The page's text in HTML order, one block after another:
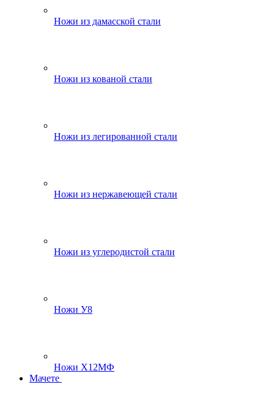
Ножи из дамасской стали
Ножи из кованой стали
Ножи из легированной стали
Ножи из нержавеющей стали
Ножи из углеродистой стали
Ножи У8
Ножи Х12МФ
Мачете